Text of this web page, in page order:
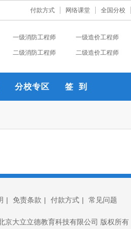
全国分校
网络课堂
付款方式
一级消防工程师 一级造价工程师
二级消防工程师 二级造价工程师
分校专区 签 到
| 免责条款 | 付款方式 | 常见问题
大立立德教育科技有限公司 版权所有